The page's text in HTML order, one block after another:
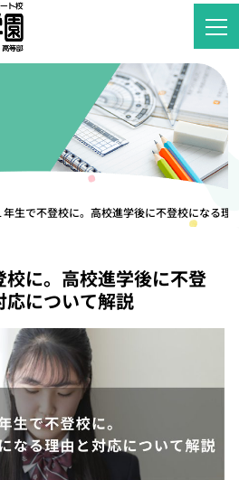
年生で不登校に。高校進学後に不登校になる理
に。高校進学後に不登
について解説